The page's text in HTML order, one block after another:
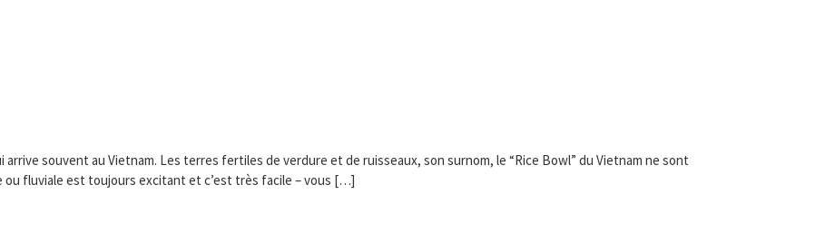
souvent au Vietnam. Les terres fertiles de verdure et de ruisseaux, son surnom, le “Rice Bowl” du Vietnam ne sont
fluviale est toujours excitant et c’est très facile – vous […]